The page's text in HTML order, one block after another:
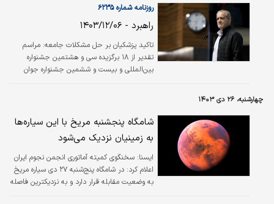
بزرگ درست می‌کنند! تخیل آدری او را به سفری
شگفت‌‌‌انگیز می‌‌‌برد.
روزنامه شماره ۶۲۳۵
راهبرد - ۱۴۰۳/۱۲/۰۶
تاکید پزشکیان بر حل مشکلات جامعه: مراسم
تقدیر از ۱۸ برگزیده سی و هشتمین جشنواره
بین‌المللی و بیست و ششمین جشنواره جوان
دانشگاهی برویم که مشکل جامعه را حل کند،
گفت: اگر قرار است مشکل مملکت حل شود، این
کار توسط کسانی انجام خواهد شد که درد مردم
دارند، می‌فهمند و اراده حل مساله و مشکل را
دارند. رئیس‌جمهور در بخش دیگری از سخنانش
افزود: خیلی از مدیران ما فریز شده‌اند و…
چهارشنبه، ۲۶ دی ۱۴۰۳
شامگاه پنجشنبه مریخ با این سیاره‌ها
به زمینیان نزدیک می‌شود
ايسنا: سخنگوی کمیته آماتوری انجمن نجوم ایران
اعلام کرد: در شامگاه پنج‌شنبه ۲۷ دی سیاره مریخ
به وضعیت مقابله قرار دارد و به نزدیکترین فاصله